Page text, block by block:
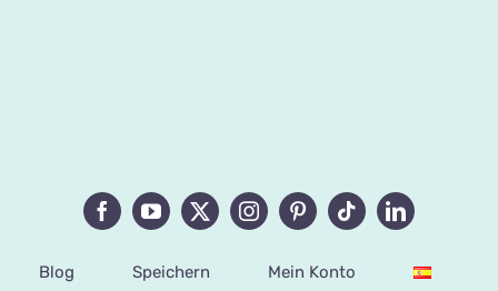
Blog Speichern Mein Konto